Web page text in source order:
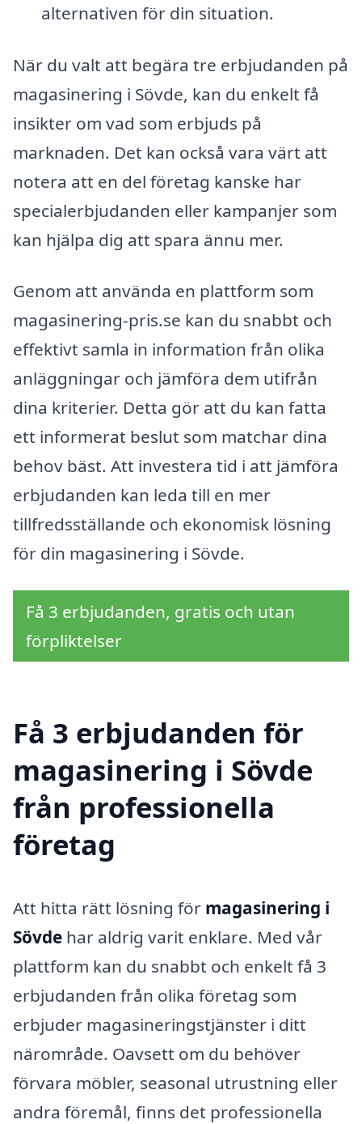
alternativen för din situation.
När du valt att begära tre erbjudanden på
magasinering i Sövde, kan du enkelt få
insikter om vad som erbjuds på
marknaden. Det kan också vara värt att
notera att en del företag kanske har
specialerbjudanden eller kampanjer som
kan hjälpa dig att spara ännu mer.
Genom att använda en plattform som
magasinering-pris.se kan du snabbt och
effektivt samla in information från olika
anläggningar och jämföra dem utifrån
dina kriterier. Detta gör att du kan fatta
ett informerat beslut som matchar dina
behov bäst. Att investera tid i att jämföra
erbjudanden kan leda till en mer
tillfredsställande och ekonomisk lösning
för din magasinering i Sövde.
Få 3 erbjudanden, gratis och utan
förpliktelser
Få 3 erbjudanden för
magasinering i Sövde
från professionella
företag
Att hitta rätt lösning för magasinering i
Sövde har aldrig varit enklare. Med vår
plattform kan du snabbt och enkelt få 3
erbjudanden från olika företag som
erbjuder magasineringstjänster i ditt
närområde. Oavsett om du behöver
förvara möbler, seasonal utrustning eller
andra föremål, finns det professionella